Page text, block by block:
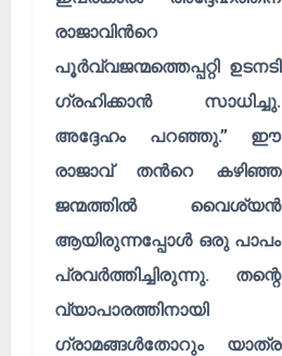
രാജാവിൻറെ
പൂർവ്വജന്മത്തെപ്പറ്റി ഉടനടി
ഗ്രഹിക്കാൻ സാധിച്ചു.
അദ്ദേഹം പറഞ്ഞു.” ഈ
രാജാവ് തൻറെ കഴിഞ്ഞ
ജന്മത്തിൽ വൈശ്യൻ
ആയിരുന്നപ്പോൾ ഒരു പാപം
പ്രവർത്തിച്ചിരുന്നു. തന്റെ
വ്യാപാരത്തിനായി
ഗ്രാമങ്ങൾതോറും യാത്ര